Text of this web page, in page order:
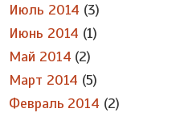
Июль 2014 (3)
Июнь 2014 (1)
Май 2014 (2)
Март 2014 (5)
Февраль 2014 (2)